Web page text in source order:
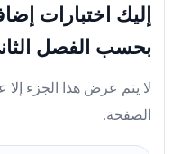
إليك اختبارات
بحسب الفصل
لا يتم عرض هذا الجزء إلا
الصفحة.